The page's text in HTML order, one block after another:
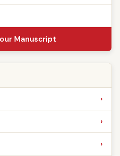
Manuscript